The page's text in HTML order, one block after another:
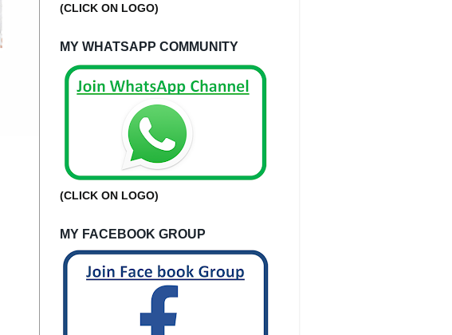
(CLICK ON LOGO)
MY WHATSAPP COMMUNITY
(CLICK ON LOGO)
MY FACEBOOK GROUP